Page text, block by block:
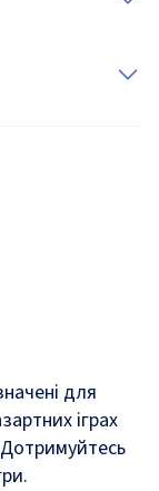
для
іграх